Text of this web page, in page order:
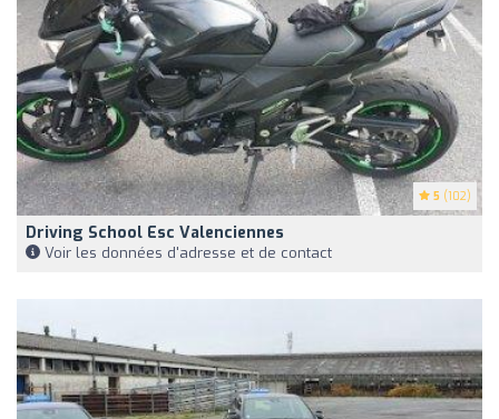
5 (102)
Driving School Esc Valenciennes
Voir les données d'adresse et de contact